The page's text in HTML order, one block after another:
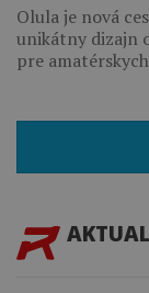
Olula je nová
unikátny dizajn
pre